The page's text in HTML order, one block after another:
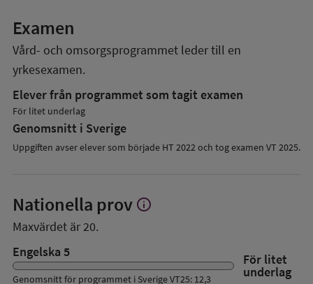
Examen
Vård- och omsorgsprogrammet leder till en
yrkesexamen.
Elever från programmet som tagit examen
För litet underlag
Genomsnitt i Sverige
Uppgiften avser elever som började HT 2022 och tog examen VT 2025.
Nationella prov Visa
prov
info
Maxvärdet är 20.
Engelska 5
För litet
underlag
Genomsnitt för programmet i Sverige VT25: 12,3